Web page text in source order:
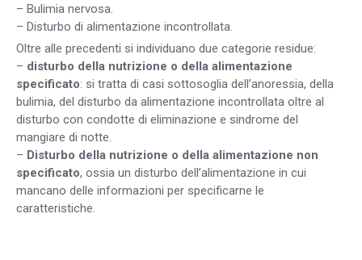
– Bulimia nervosa.
– Disturbo di alimentazione incontrollata.
Oltre alle precedenti si individuano due categorie residue:
– disturbo della nutrizione o della alimentazione
specificato: si tratta di casi sottosoglia dell’anoressia, della
bulimia, del disturbo da alimentazione incontrollata oltre al
disturbo con condotte di eliminazione e sindrome del
mangiare di notte.
– Disturbo della nutrizione o della alimentazione non
specificato, ossia un disturbo dell’alimentazione in cui
mancano delle informazioni per specificarne le
caratteristiche.